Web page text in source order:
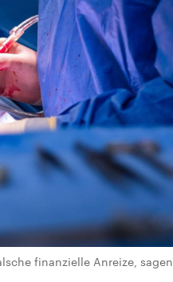
finanzielle Anreize, sagen